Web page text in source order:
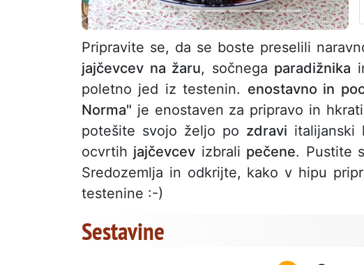
Pripravite se, da se boste preselili
jajčevcev na žaru, sočnega paradižnika
poletno jed iz testenin. enostavno in
Norma" je enostaven za pripravo in
potešite svojo željo po zdravi italijanski
ocvrtih jajčevcev izbrali pečene. Pustite
Sredozemlja in odkrijte, kako v hipu
testenine :-)
Sestavine